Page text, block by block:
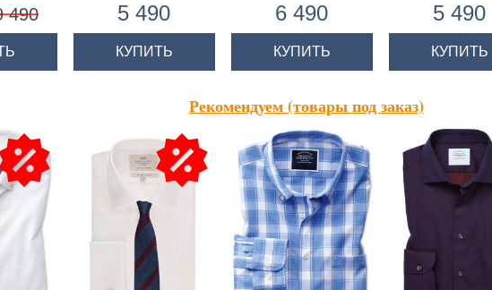
490 5 490
КУПИТЬ
гладкая ткань -
Виндзорский воротник -
под запонку - Легко
6 490
КУПИТЬ
5 490
КУПИТЬ
Рекомендуем (товары под заказ)